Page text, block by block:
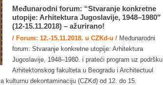
Međunarodni forum: “Stvaranje konkretne
utopije: Arhitektura Jugoslavije, 1948–1980″
(12-15.11.2018) – ažurirano!
/ Forum: 12.-15.11.2018. u CZKd-u / Međunarodni
forum: Stvaranje konkretne utopije: Arhitektura
Jugoslavije, 1948–1980. i prateći program uz podršku
Arhitektonskog fakulteta u Beogradu i Architectuul
kulturnu dekontaminaciju (CZKd) od 12. do 15.